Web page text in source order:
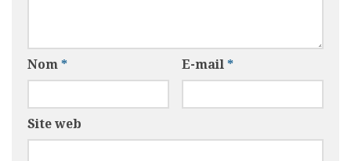
Nom * E-mail *
Site web